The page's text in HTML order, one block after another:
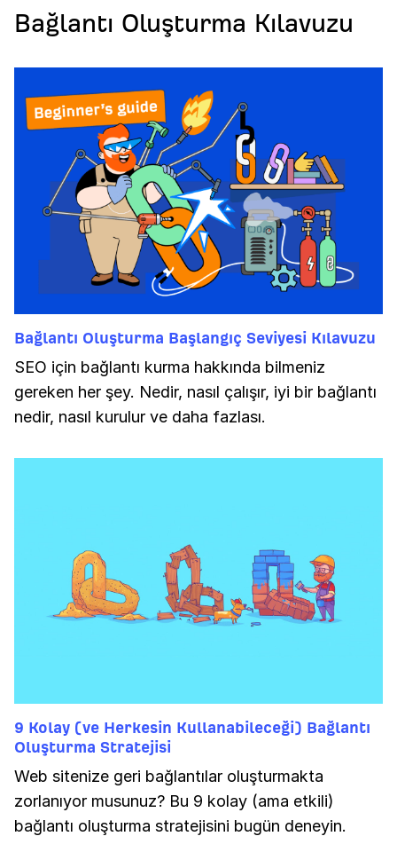
Bağlantı Oluşturma Kılavuzu
Bağlantı Oluşturma Başlangıç Seviyesi Kılavuzu
SEO için bağlantı kurma hakkında bilmeniz
gereken her şey. Nedir, nasıl çalışır, iyi bir bağlantı
nedir, nasıl kurulur ve daha fazlası.
9 Kolay (ve Herkesin Kullanabileceği) Bağlantı
Oluşturma Stratejisi
Web sitenize geri bağlantılar oluşturmakta
zorlanıyor musunuz? Bu 9 kolay (ama etkili)
bağlantı oluşturma stratejisini bugün deneyin.